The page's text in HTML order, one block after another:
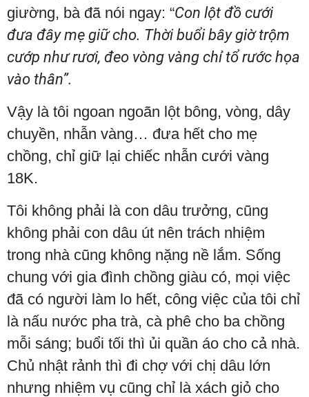
giường, bà đã nói ngay: “Con lột đồ cưới
đưa đây mẹ giữ cho. Thời buổi bây giờ trộm
cướp như rươi, đeo vòng vàng chỉ tổ rước họa
vào thân”.
Vậy là tôi ngoan ngoãn lột bông, vòng, dây
chuyền, nhẫn vàng… đưa hết cho mẹ
chồng, chỉ giữ lại chiếc nhẫn cưới vàng
18K.
Tôi không phải là con dâu trưởng, cũng
không phải con dâu út nên trách nhiệm
trong nhà cũng không nặng nề lắm. Sống
chung với gia đình chồng giàu có, mọi việc
đã có người làm lo hết, công việc của tôi chỉ
là nấu nước pha trà, cà phê cho ba chồng
mỗi sáng; buổi tối thì ủi quần áo cho cả nhà.
Chủ nhật rảnh thì đi chợ với chị dâu lớn
nhưng nhiệm vụ cũng chỉ là xách giỏ cho